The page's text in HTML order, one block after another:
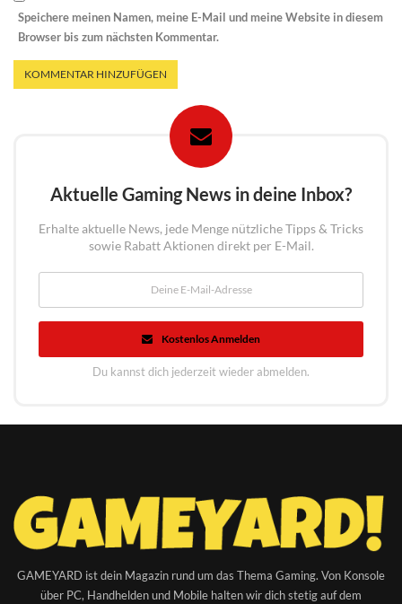
Speichere meinen Namen, meine E-Mail und meine Website in diesem
Browser bis zum nächsten Kommentar.
Aktuelle Gaming News in deine Inbox?
Erhalte aktuelle News, jede Menge nützliche Tipps & Tricks
sowie Rabatt Aktionen direkt per E-Mail.
Kostenlos Anmelden
Du kannst dich jederzeit wieder abmelden.
GAMEYARD ist dein Magazin rund um das Thema Gaming. Von Konsole
über PC, Handhelden und Mobile halten wir dich stetig auf dem